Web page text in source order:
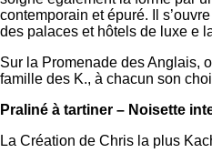
contemporain et épuré. Il
des palaces et hôtels de luxe e
Sur la Promenade des Anglais,
famille des K., à chacun son
Praliné à tartiner – Noisette
La Création de Chris la plus